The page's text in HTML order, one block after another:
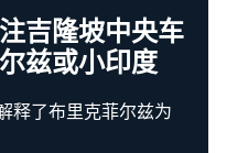
吉隆坡中央车
兹或小印度
释了布里克菲尔兹为